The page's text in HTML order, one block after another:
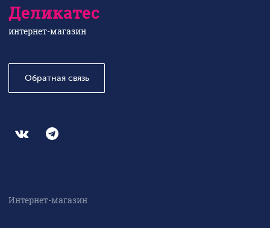
Деликатес
интернет-магазин
Обратная связь
Интернет-магазин